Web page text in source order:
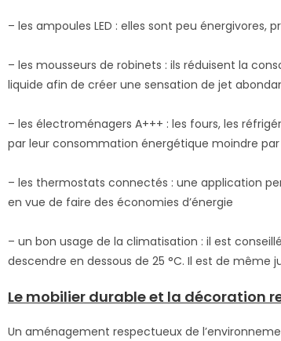
– les ampoules LED : elles sont peu
– les mousseurs de robinets : ils réduisent la
liquide afin de créer une sensation de jet
– les électroménagers A+++ : les fours, les
par leur consommation énergétique moindre
– les thermostats connectés : une application
en vue de faire des économies d’énergie
– un bon usage de la climatisation : il est
descendre en dessous de 25 °C. Il est de même
Le mobilier durable et la décoration
Un aménagement respectueux de